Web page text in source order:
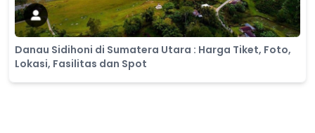
Danau Sidihoni di Sumatera Utara : Harga Tiket, Foto,
Lokasi, Fasilitas dan Spot